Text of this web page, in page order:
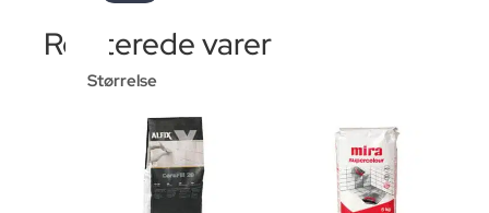
Størrelse
Relaterede varer